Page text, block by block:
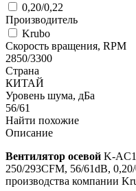
0,20/0,22
Производитель
Krubo
Скорость вращения, RPM
2850/3300
Страна
КИТАЙ
Уровень шума, дБа
56/61
Найти похожие
Описание
Вентилятор осевой K-
250/293CFM, 56/61dB,
производства компании